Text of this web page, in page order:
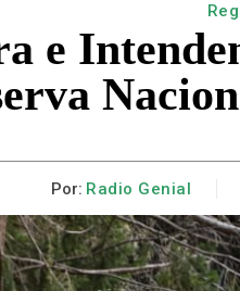
Por: Radio Genial